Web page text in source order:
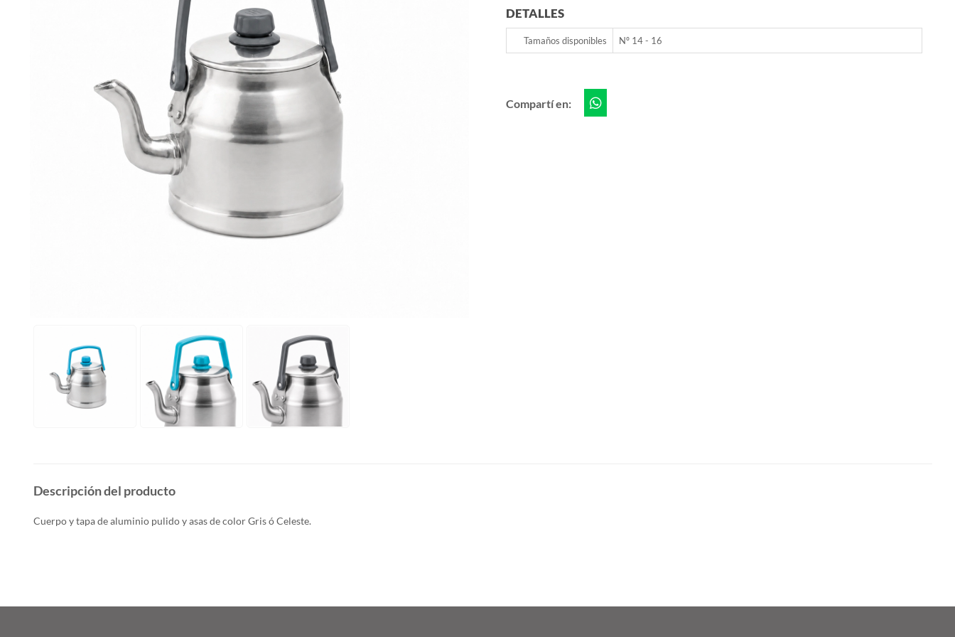
DETALLES
Tamaños disponibles Nº 14 - 16
Compartí en:
Descripción del producto
Cuerpo y tapa de aluminio pulido y asas de color Gris ó Celeste.